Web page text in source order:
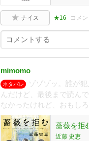
ナイス ★16 コメ
mimomo
ネタバレ
ゾゾゾッ。誰が
んだけど、最後まで読ん
なかったけれど、おもしろ
薔薇を拒
近藤 史恵